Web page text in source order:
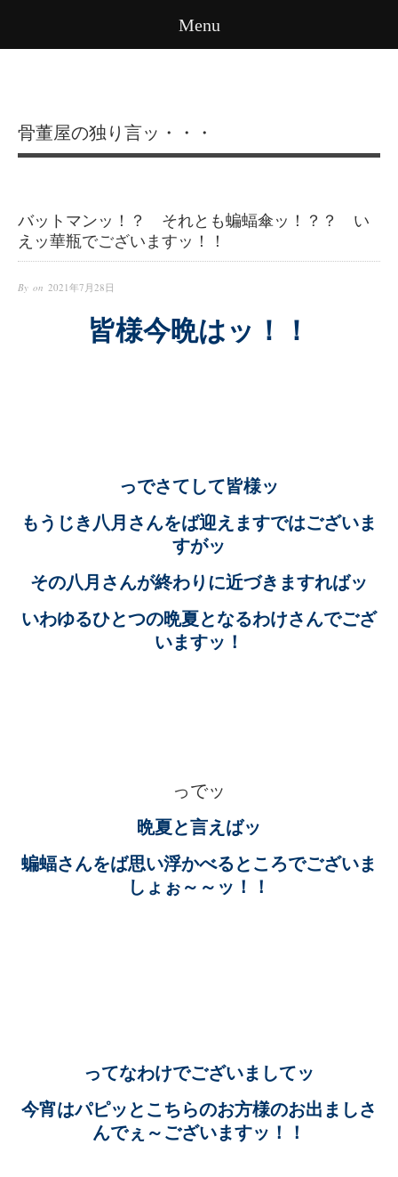
Menu
骨董屋の独り言ッ・・・
バットマンッ！？ それとも蝙蝠傘ッ！？？ い
えッ華瓶でございますッ！！
By on 2021年7月28日
皆様今晩はッ！！
っでさてして皆様ッ
もうじき八月さんをば迎えますではございま
すがッ
その八月さんが終わりに近づきますればッ
いわゆるひとつの晩夏となるわけさんでござ
いますッ！
っでッ
晩夏と言えばッ
蝙蝠さんをば思い浮かべるところでございま
しょぉ～～ッ！！
ってなわけでございましてッ
今宵はパピッとこちらのお方様のお出ましさ
んでぇ～ございますッ！！